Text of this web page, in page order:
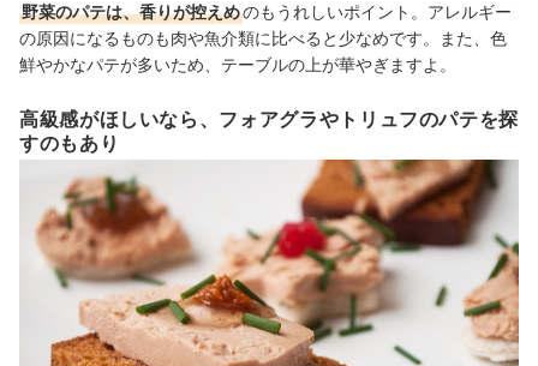
野菜のパテは、香りが控えめのもうれしいポイント 。アレルギー
の原因になるものも肉や魚介類に比べると少なめです。また、色
鮮やかなパテが多いため、テーブルの上が華やぎますよ。
高級感がほしいなら、フォアグラやトリュフのパテを探
すのもあり